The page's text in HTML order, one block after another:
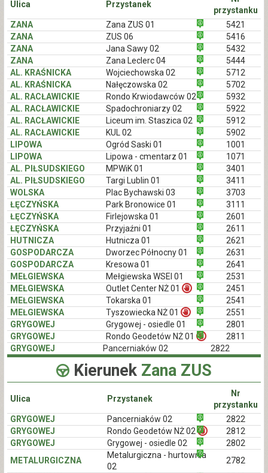
Ulica Przystanek
przystanku
ZANA
Zana ZUS 01
5421
ZANA
ZUS 06
5416
ZANA
Jana Sawy 02
5432
ZANA
Zana Leclerc 04
5444
AL. KRAŚNICKA
Wojciechowska 02
5712
AL. KRAŚNICKA
Nałęczowska 02
5702
AL. RACŁAWICKIE
Rondo Krwiodawców 02
5932
AL. RACŁAWICKIE
Spadochroniarzy 02
5922
AL. RACŁAWICKIE
Liceum im. Staszica 02
5912
AL. RACŁAWICKIE
KUL 02
5902
LIPOWA
Ogród Saski 01
1001
LIPOWA
Lipowa - cmentarz 01
1071
AL. PIŁSUDSKIEGO
MPWiK 01
3401
AL. PIŁSUDSKIEGO
Targi Lublin 01
3411
WOLSKA
Plac Bychawski 03
3703
ŁĘCZYŃSKA
Park Bronowice 01
3111
ŁĘCZYŃSKA
Firlejowska 01
2601
ŁĘCZYŃSKA
Przyjaźni 01
2611
HUTNICZA
Hutnicza 01
2621
GOSPODARCZA
Dworzec Północny 01
2631
GOSPODARCZA
Kresowa 01
2641
MEŁGIEWSKA
Mełgiewska WSEI 01
2531
MEŁGIEWSKA
Outlet Center NŻ 01
2451
MEŁGIEWSKA
Tokarska 01
2541
MEŁGIEWSKA
Tyszowiecka NŻ 01
2551
GRYGOWEJ
Grygowej - osiedle 01
2801
GRYGOWEJ
Rondo Geodetów NŻ 01
2811
GRYGOWEJ
Pancerniaków 02 2822
Kierunek Zana ZUS
Ulica Przystanek
Nr
przystanku
GRYGOWEJ
Pancerniaków 02
2822
GRYGOWEJ
Rondo Geodetów NŻ 02
2812
GRYGOWEJ
Grygowej - osiedle 02
2802
METALURGICZNA
Metalurgiczna - hurtownia
02
2782